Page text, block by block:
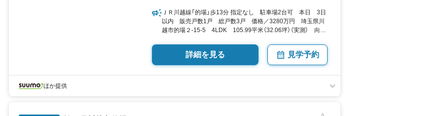
ＪＲ川越線「的場」歩13分 指定なし 駐車場2台可 本日 3日
以内 販売戸数1戸 総戸数3戸 価格／3280万円 埼玉県川
越市的場２-15-5 4LDK 105.99平米（32.06坪）（実測） 向き
詳細を見る 見学予約
ほか提供